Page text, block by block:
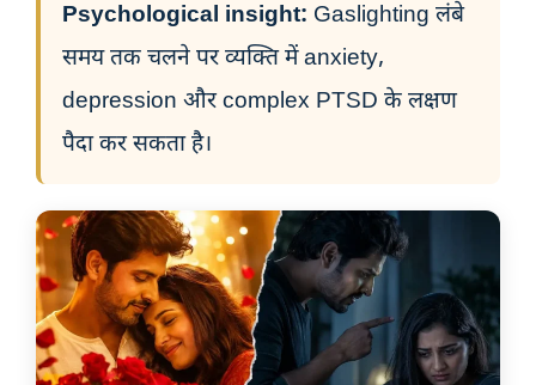
Psychological insight: Gaslighting लंबे
समय तक चलने पर व्यक्ति में anxiety,
depression और complex PTSD के लक्षण
पैदा कर सकता है।